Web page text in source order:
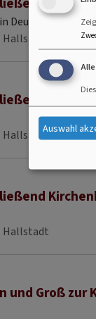
Deusel
Hallstadt
Hallstadt
und Groß zur
Auswahl